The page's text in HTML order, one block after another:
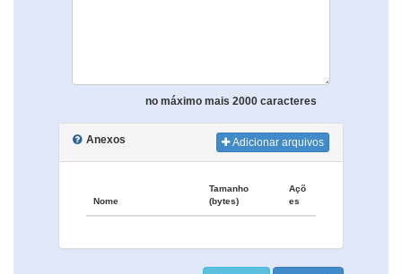
no máximo mais 2000 caracteres
Anexos Adicionar arquivos
Nome
Tamanho
(bytes)
Açõ
es